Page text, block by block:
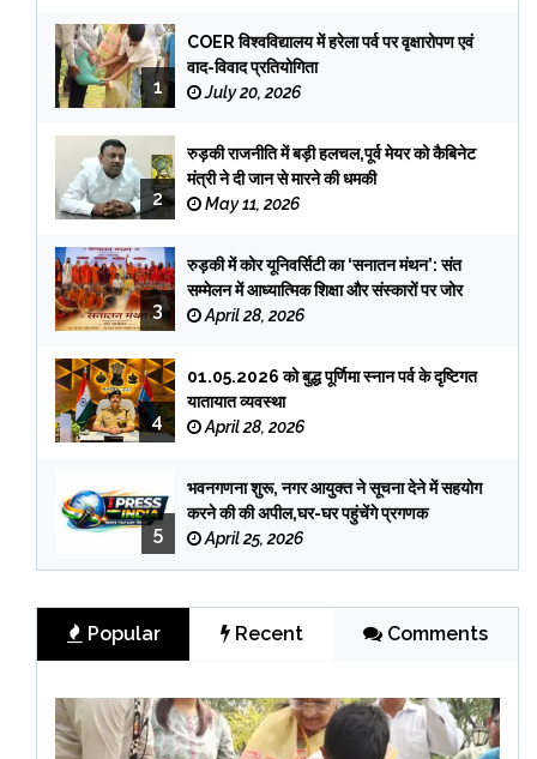
1
COER विश्वविद्यालय में हरेला पर्व पर वृक्षारोपण एवं
वाद-विवाद प्रतियोगिता
July 20, 2026
2
रुड़की राजनीति में बड़ी हलचल,पूर्व मेयर को कैबिनेट
मंत्री ने दी जान से मारने की धमकी
May 11, 2026
3
रुड़की में कोर यूनिवर्सिटी का ‘सनातन मंथन’: संत
सम्मेलन में आध्यात्मिक शिक्षा और संस्कारों पर जोर
April 28, 2026
4
01.05.2026 को बुद्ध पूर्णिमा स्नान पर्व के दृष्टिगत
यातायात व्यवस्था
April 28, 2026
5
भवनगणना शुरू, नगर आयुक्त ने सूचना देने में सहयोग
करने की की अपील,घर-घर पहुंचेंगे प्रगणक
April 25, 2026
Popular Recent Comments